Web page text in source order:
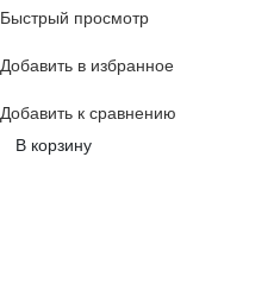
Быстрый просмотр
Добавить в избранное
Добавить к сравнению
В корзину